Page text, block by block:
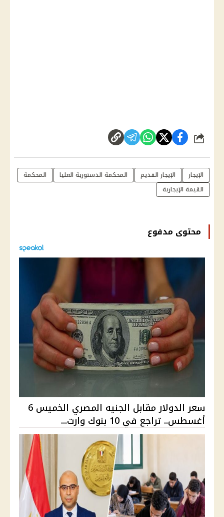
شارك
الإيجار الإيجار القديم المحكمة الدستورية العليا
المحكمة
القيمة الإيجارية
محتوى مدفوع
سعر الدولار مقابل الجنيه المصري الخميس 6
أغسطس.. تراجع في 10 بنوك وارت...